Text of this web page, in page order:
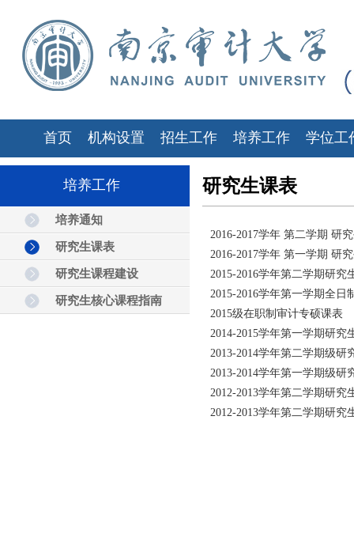
首页 机构设置 招生工作 培养工作 学位工
培养工作
培养通知
研究生课表
研究生课程建设
研究生核心课程指南
研究生课表
2016-2017学年 第二学期 研
2016-2017学年 第一学期 研
2015-2016学年第二学期研究
2015-2016学年第一学期全日
2015级在职制审计专硕课表
2014-2015学年第一学期研究
2013-2014学年第二学期级研
2013-2014学年第一学期级研
2012-2013学年第二学期研究
2012-2013学年第二学期研究